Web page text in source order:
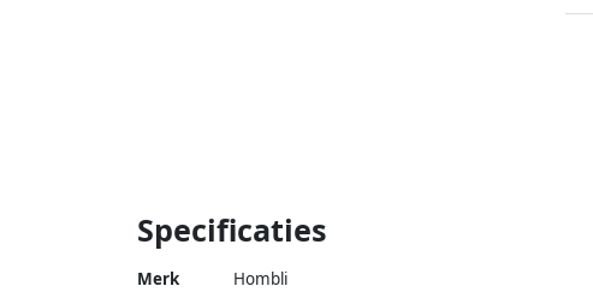
Specificaties
Merk Hombli